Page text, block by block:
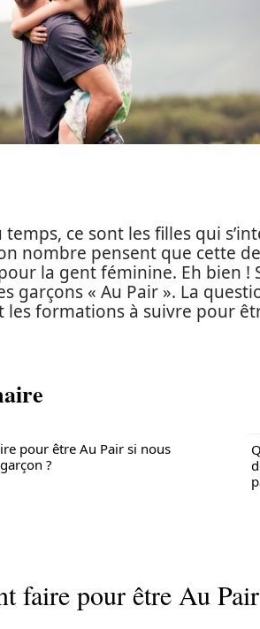
ce sont les filles qui
nombre pensent que cette
la gent féminine. Eh bien !
garçons « Au Pair ». La
les formations à suivre pour
pour être Au Pair si nous
?
faire pour être Au